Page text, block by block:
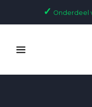
✓ Onderdeel
MENU